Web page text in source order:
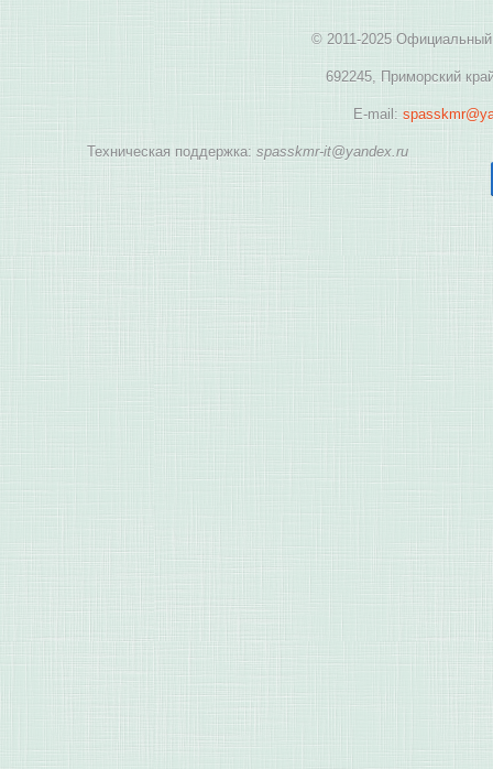
© 2011-2025 Официальный
692245, Приморский
E-mail:
Техническая поддержка: spasskmr-it@yandex.ru